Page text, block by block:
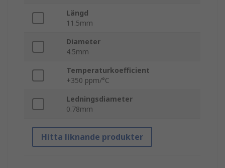
Längd
11.5mm
Diameter
4.5mm
Temperaturkoefficient
+350 ppm/°C
Ledningsdiameter
0.78mm
Hitta liknande produkter